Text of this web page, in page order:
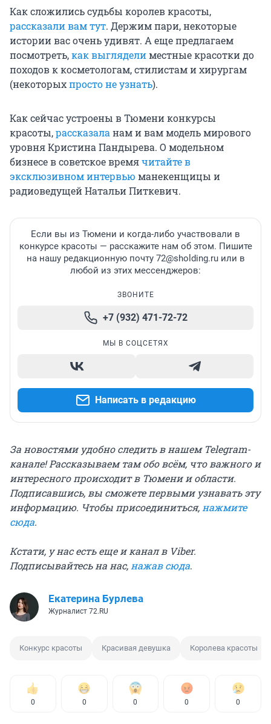
Как сложились судьбы королев красоты,
рассказали вам тут. Держим пари, некоторые
истории вас очень удивят. А еще предлагаем
посмотреть,как выгляделиместные красотки до
походов к косметологам, стилистам и хирургам
(некоторыхпросто не узнать).
Как сейчас устроены в Тюмени конкурсы
красоты,рассказала нам и вам модель мирового
уровня Кристина Пандырева. О модельном
бизнесе в советское времячитайте в
эксклюзивном интервью манекенщицы и
радиоведущей Натальи Питкевич.
Если вы из Тюмени и когда-либо участвовали в
конкурсе красоты — расскажите нам об этом. Пишите
на нашу редакционную почту 72@sholding.ru или в
любой из этих мессенджеров:
ЗВОНИТЕ
+7 (932) 471-72-72
МЫ В СОЦСЕТЯХ
Написать в редакцию
За новостями удобно следить в нашем Telegram-
канале! Рассказываем там обо всём, что важного и
интересного происходит в Тюмени и области.
Подписавшись, вы сможете первыми узнавать эту
информацию. Чтобы присоединиться, нажмите
сюда.
Кстати, у нас есть еще и канал в Viber.
Подписывайтесь на нас, нажав сюда.
Екатерина Бурлева
Журналист 72.RU
Конкурс красоты Красивая девушка Королева красоты
0 0 0 0 0